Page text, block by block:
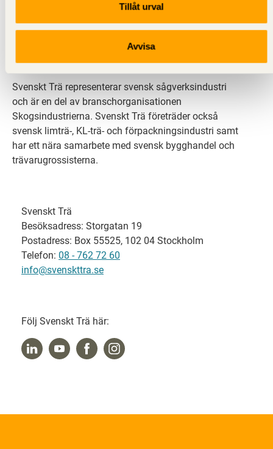
Tillåt urval
Avvisa
Svenskt Trä sprider kunskap om trä, träprodukter och
träbyggande för att främja ett hållbart samhälle och
en livskraftig sågverksnäring. Det gör vi genom att
Svenskt Trä representerar svensk sågverksindustri
och är en del av branschorganisationen
Skogsindustrierna. Svenskt Trä företräder också
svensk limträ-, KL-trä- och förpackningsindustri samt
har ett nära samarbete med svensk bygghandel och
trävarugrossisterna.
Svenskt Trä
Besöksadress: Storgatan 19
Postadress: Box 55525, 102 04 Stockholm
Telefon: 08 - 762 72 60
info@svenskttra.se
Följ Svenskt Trä här: